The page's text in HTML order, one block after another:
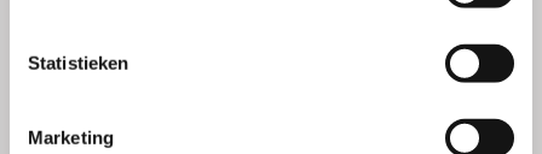
Statistieken
Marketing
NIEUWBOUW WOONHUIS EN LOODS